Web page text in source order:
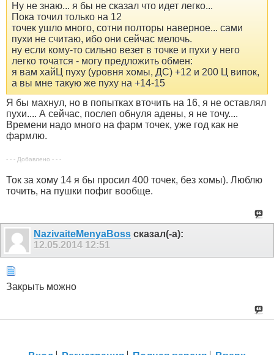
Ну не знаю... я бы не сказал что идет легко...
Пока точил только на 12
точек ушло много, сотни полторы наверное... сами
пухи не считаю, ибо они сейчас мелочь.
ну если кому-то сильно везет в точке и пухи у него
легко точатся - могу предложить обмен:
я вам хайЦ пуху (уровня хомы, ДС) +12 и 200 Ц випок,
а вы мне такую же пуху на +14-15
Я бы махнул, но в попытках вточить на 16, я не оставлял
пухи.... А сейчас, послеп обнуля адены, я не точу....
Времени надо много на фарм точек, уже год как не
фармлю.
- - - Добавлено - - -
Ток за хому 14 я бы просил 400 точек, без хомы). Люблю
точить, на пушки пофиг вообще.
NazivaiteMenyaBoss сказал(-а):
12.05.2014 12:51
Закрыть можно